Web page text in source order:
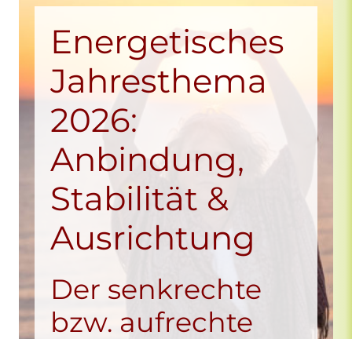
GLÜCKs-KLUB im Mai 25
GLÜCKs-KLUB im April 25
GLÜCKs-KLUB im März 25
GLÜCKs-KLUB im Januar 25
Energetisches
Jahresthema
2026:
Anbindung,
Stabilität &
Ausrichtung
Der senkrechte
bzw. aufrechte